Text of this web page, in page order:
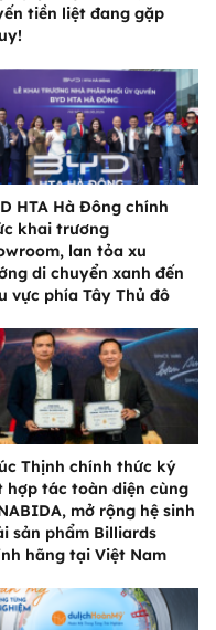
tiền liệt đang gặp
HTA Hà Đông chính
khai trương
lan tỏa xu
di chuyển xanh đến
vực phía Tây Thủ đô
Thịnh chính thức ký
hợp tác toàn diện cùng
mở rộng hệ sinh
sản phẩm Billiards
hãng tại Việt Nam